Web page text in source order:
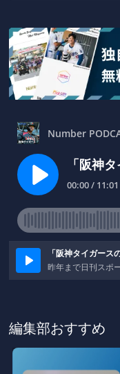
編集部おすすめ